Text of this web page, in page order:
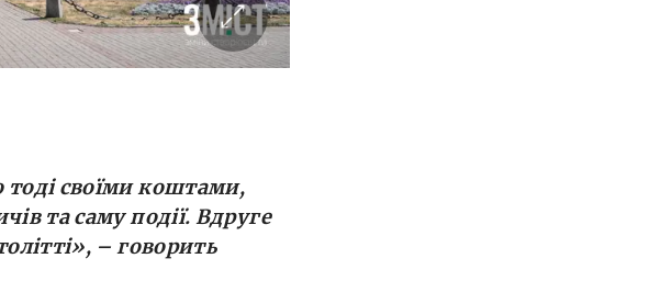
своїми коштами,
та саму події. Вдруге
, – говорить